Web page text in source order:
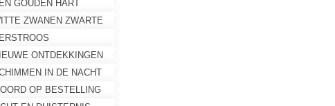
GOUDEN HART
ZWANEN ZWARTE
ONTDEKKINGEN
IN DE NACHT
OP BESTELLING